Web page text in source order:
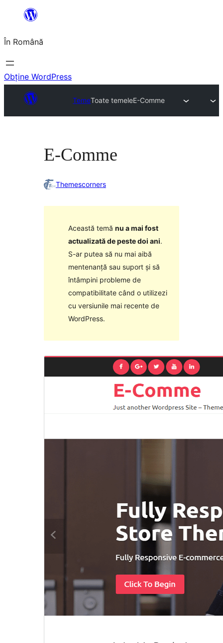
conținut
În Română
Obține WordPress
TemeToate temeleE-Comme
E-Comme
Themescorners
Această temă nu a mai fost
actualizată de peste doi ani.
S-ar putea să nu mai aibă
mentenanță sau suport și să
întâmpini probleme de
compatibilitate când o utilizezi
cu versiunile mai recente de
WordPress.